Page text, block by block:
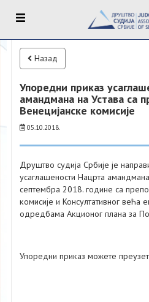
Назад
Упоредни приказ
амандмана на Устава са
Венецијанске комисије
05.10.2018.
Друштво судија Србије је
усаглашености Нацрта
септембра 2018. године са
комисије и Консултативног већа
одредбама Акционог плана за
Упоредни приказ можете